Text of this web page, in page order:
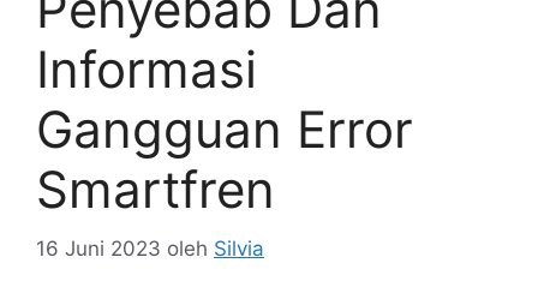
Informasi
Gangguan Error
Smartfren
16 Juni 2023 oleh Silvia